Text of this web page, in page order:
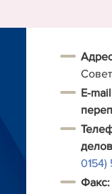
E-
0154)
Факс: